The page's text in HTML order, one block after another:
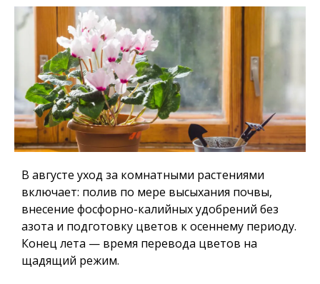
В августе уход за комнатными растениями
включает: полив по мере высыхания почвы,
внесение фосфорно-калийных удобрений без
азота и подготовку цветов к осеннему периоду.
Конец лета — время перевода цветов на
щадящий режим.